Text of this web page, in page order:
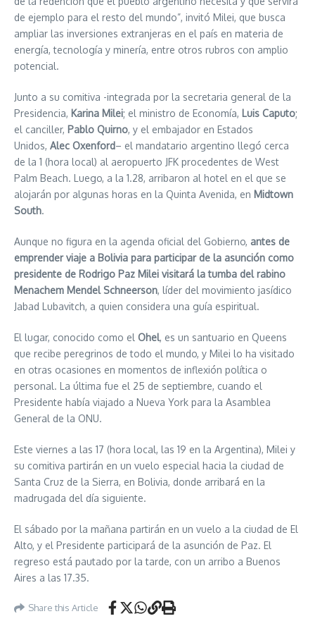
de ejemplo para el resto del mundo”, invitó Milei, que busca
ampliar las inversiones extranjeras en el país en materia de
energía, tecnología y minería, entre otros rubros con amplio
potencial.
Junto a su comitiva -integrada por la secretaria general de la
Presidencia, Karina Milei; el ministro de Economía, Luis Caputo;
el canciller, Pablo Quirno, y el embajador en Estados
Unidos, Alec Oxenford– el mandatario argentino llegó cerca
de la 1 (hora local) al aeropuerto JFK procedentes de West
Palm Beach. Luego, a la 1.28, arribaron al hotel en el que se
alojarán por algunas horas en la Quinta Avenida, en Midtown
South.
Aunque no figura en la agenda oficial del Gobierno, antes de
emprender viaje a Bolivia para participar de la asunción como
presidente de Rodrigo Paz Milei visitará la tumba del rabino
Menachem Mendel Schneerson, líder del movimiento jasídico
Jabad Lubavitch, a quien considera una guía espiritual.
El lugar, conocido como el Ohel, es un santuario en Queens
que recibe peregrinos de todo el mundo, y Milei lo ha visitado
en otras ocasiones en momentos de inflexión política o
personal. La última fue el 25 de septiembre, cuando el
Presidente había viajado a Nueva York para la Asamblea
General de la ONU.
Este viernes a las 17 (hora local, las 19 en la Argentina), Milei y
su comitiva partirán en un vuelo especial hacia la ciudad de
Santa Cruz de la Sierra, en Bolivia, donde arribará en la
madrugada del día siguiente.
El sábado por la mañana partirán en un vuelo a la ciudad de El
Alto, y el Presidente participará de la asunción de Paz. El
regreso está pautado por la tarde, con un arribo a Buenos
Aires a las 17.35.
Share this Article